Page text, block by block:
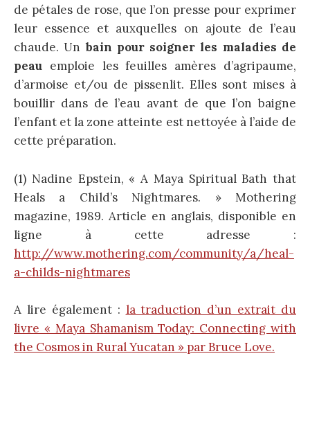
de pétales de rose, que l’on presse pour exprimer
leur essence et auxquelles on ajoute de l’eau
chaude. Unbain pour soigner les maladies de
peau emploie les feuilles amères d’agripaume,
d’armoise et/ou de pissenlit. Elles sont mises à
bouillir dans de l’eau avant de que l’on baigne
l’enfant et la zone atteinte est nettoyée à l’aide de
cette préparation.
(1) Nadine Epstein, « A Maya Spiritual Bath that
Heals a Child’s Nightmares. » Mothering
magazine, 1989. Article en anglais, disponible en
ligne à cette adresse :
http://www.mothering.com/community/a/heal-
a-childs-nightmares
A lire également : la traduction d’un extrait du
livre « Maya Shamanism Today: Connecting with
the Cosmos in Rural Yucatan » par Bruce Love.